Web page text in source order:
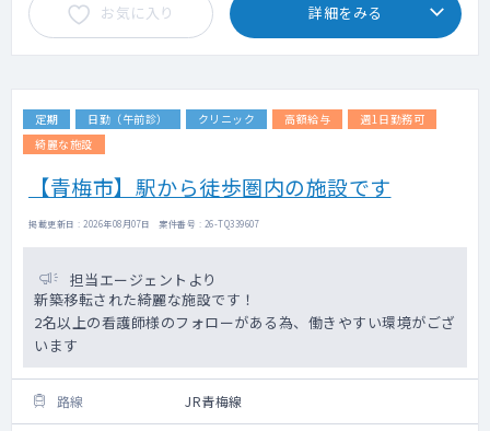
お気に入り 詳細をみる
定期 日勤（午前診） クリニック 高額給与
週1日勤務可
綺麗な施設
【青梅市】駅から徒歩圏内の施設です
掲載更新日 : 2026年08月07日 案件番号 : 26-TQ339607
担当エージェントより
新築移転された綺麗な施設です！
2名以上の看護師様のフォローがある為、働きやすい環境がござ
います
路線 JR青梅線